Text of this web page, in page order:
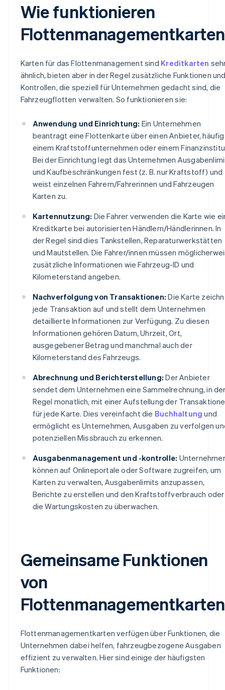
Wie funktionieren
Karten für das Flottenmanagement sind Kreditkarten
ähnlich, bieten aber in der Regel zusätzliche Funktionen
Kontrollen, die speziell für Unternehmen gedacht sind, die
Fahrzeugflotten verwalten. So funktionieren sie:
Anwendung und Einrichtung: Ein Unternehmen
beantragt eine Flottenkarte über einen Anbieter, häufig
einem Kraftstoffunternehmen oder einem
Bei der Einrichtung legt das Unternehmen
und Kaufbeschränkungen fest (z. B. nur Kraftstoff) und
weist einzelnen Fahrern/Fahrerinnen und Fahrzeugen
Karten zu.
Kartennutzung: Die Fahrer verwenden die Karte wie
Kreditkarte bei autorisierten Händlern/Händlerinnen. In
der Regel sind dies Tankstellen, Reparaturwerkstätten
und Mautstellen. Die Fahrer/innen müssen
zusätzliche Informationen wie Fahrzeug-ID und
Kilometerstand angeben.
Nachverfolgung von Transaktionen: Die Karte
jede Transaktion auf und stellt dem Unternehmen
detaillierte Informationen zur Verfügung. Zu diesen
Informationen gehören Datum, Uhrzeit, Ort,
ausgegebener Betrag und manchmal auch der
Kilometerstand des Fahrzeugs.
Abrechnung und Berichterstellung: Der Anbieter
sendet dem Unternehmen eine Sammelrechnung, in
Regel monatlich, mit einer Aufstellung der
für jede Karte. Dies vereinfacht die Buchhaltung und
ermöglicht es Unternehmen, Ausgaben zu verfolgen
potenziellen Missbrauch zu erkennen.
Ausgabenmanagement und -kontrolle:
können auf Onlineportale oder Software zugreifen, um
Karten zu verwalten, Ausgabenlimits anzupassen,
Berichte zu erstellen und den Kraftstoffverbrauch oder
die Wartungskosten zu überwachen.
Gemeinsame Funktionen
von
Flottenmanagementkarten
Flottenmanagementkarten verfügen über Funktionen, die
Unternehmen dabei helfen, fahrzeugbezogene Ausgaben
effizient zu verwalten. Hier sind einige der häufigsten
Funktionen: